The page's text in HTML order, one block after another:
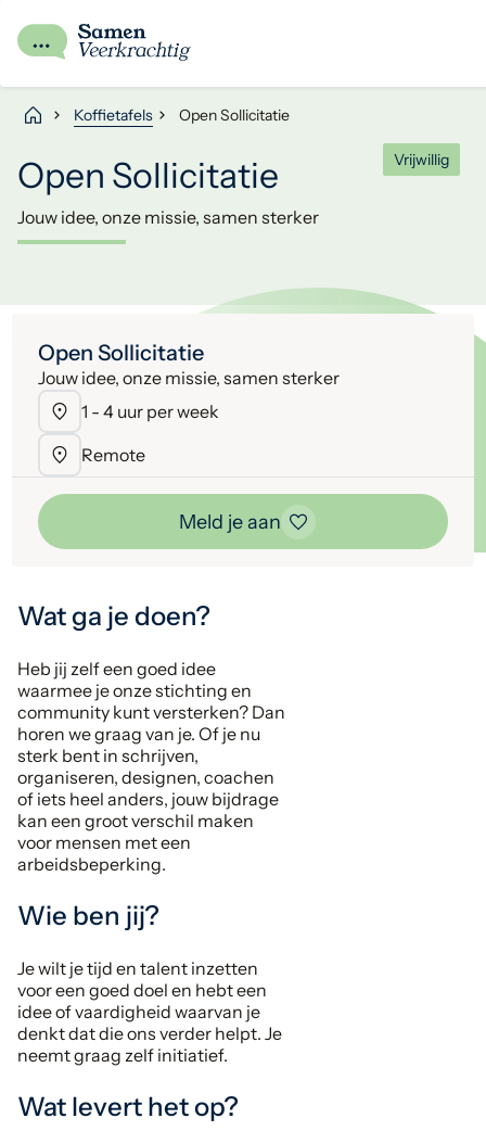
Koffietafels Open Sollicitatie
Open Sollicitatie
Jouw idee, onze missie, samen sterker
Vrijwillig
Open Sollicitatie
Jouw idee, onze missie, samen sterker
1 - 4 uur per week
Remote
Meld je aan
Wat ga je doen?
Heb jij zelf een goed idee
waarmee je onze stichting en
community kunt versterken? Dan
horen we graag van je. Of je nu
sterk bent in schrijven,
organiseren, designen, coachen
of iets heel anders, jouw bijdrage
kan een groot verschil maken
voor mensen met een
arbeidsbeperking.
Wie ben jij?
Je wilt je tijd en talent inzetten
voor een goed doel en hebt een
idee of vaardigheid waarvan je
denkt dat die ons verder helpt. Je
neemt graag zelf initiatief.
Wat levert het op?